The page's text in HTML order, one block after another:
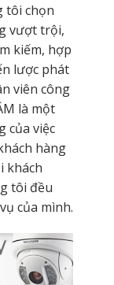
tôi chọn
vượt trội,
kiếm, hợp
lược phát
viên công
là một
của việc
hàng
khách
tôi đều
của mình.